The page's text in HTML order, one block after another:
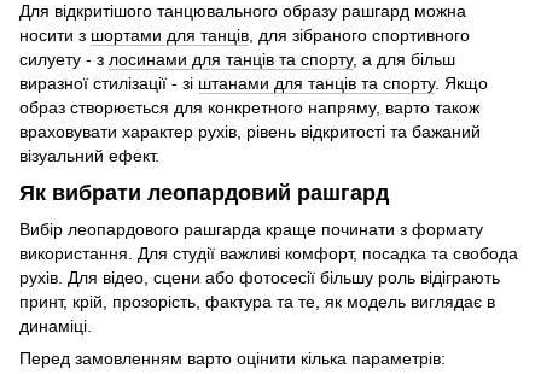
Для відкритішого танцювального образу рашгард можна
носити з шортами для танців, для зібраного спортивного
силуету - з лосинами для танців та спорту, а для більш
виразної стилізації - зі штанами для танців та спорту. Якщо
образ створюється для конкретного напряму, варто також
враховувати характер рухів, рівень відкритості та бажаний
візуальний ефект.
Як вибрати леопардовий рашгард
Вибір леопардового рашгарда краще починати з формату
використання. Для студії важливі комфорт, посадка та свобода
рухів. Для відео, сцени або фотосесії більшу роль відіграють
принт, крій, прозорість, фактура та те, як модель виглядає в
динаміці.
Перед замовленням варто оцінити кілька параметрів: